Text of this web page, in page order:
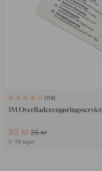
114
3M Overfladerengøringsserviet
30 kr 35 kr
På lager